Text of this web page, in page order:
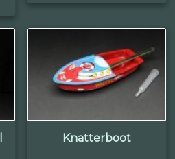
Knatterboot